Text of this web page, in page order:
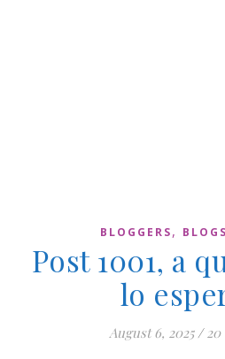
BLOGGERS, BLOGS
Post 1001, a
lo
August 6, 2025 / 20